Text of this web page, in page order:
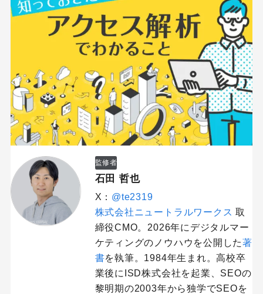
監修者
石田 哲也
X： @te2319
株式会社ニュートラルワークス 取
締役CMO。2026年にデジタルマー
ケティングのノウハウを公開した著
書を執筆。1984年生まれ。高校卒
業後にISD株式会社を起業、SEOの
黎明期の2003年から独学でSEOを